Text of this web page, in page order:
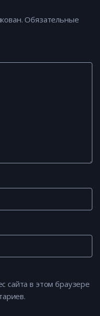
Обязательные
сайта в этом браузере